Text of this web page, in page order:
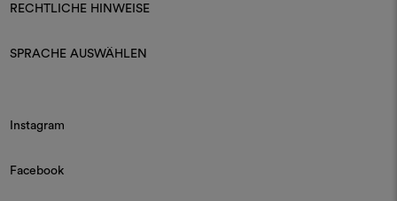
RECHTLICHE HINWEISE
SPRACHE AUSWÄHLEN
Instagram
Facebook